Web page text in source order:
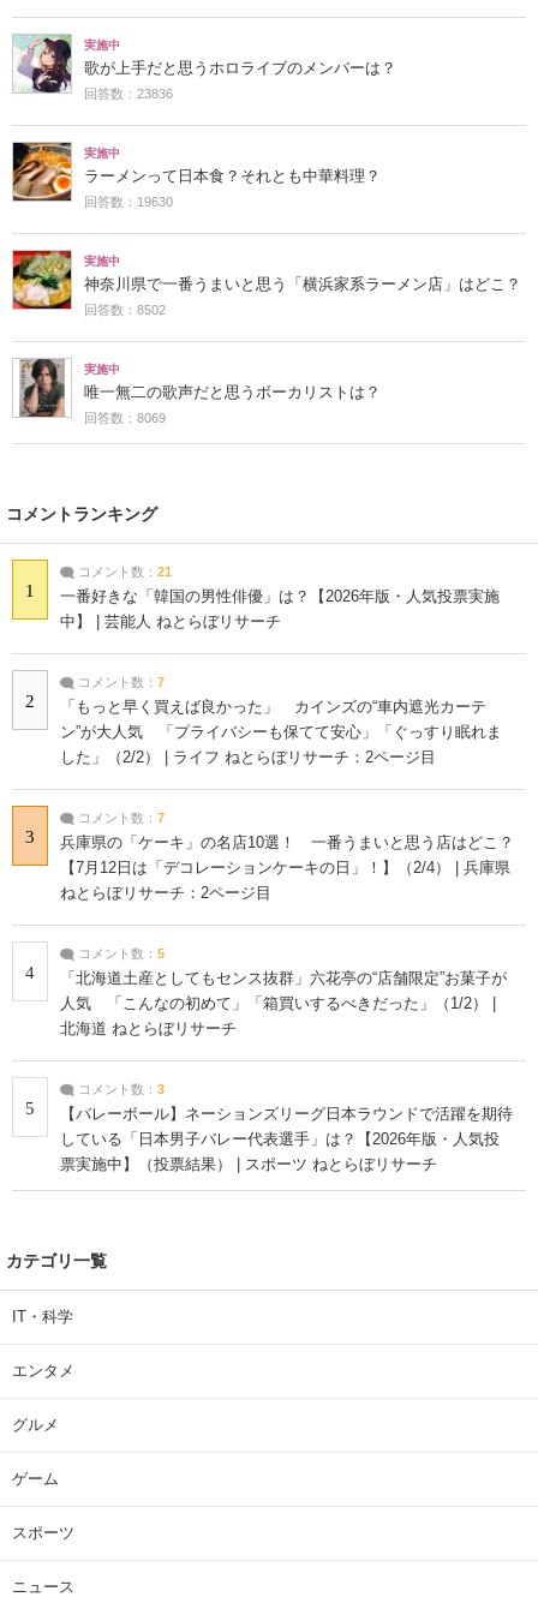
実施中
歌が上手だと思うホロライブのメンバーは？
回答数：23836
実施中
ラーメンって日本食？それとも中華料理？
回答数：19630
実施中
神奈川県で一番うまいと思う「横浜家系ラーメン店」はどこ？
回答数：8502
実施中
唯一無二の歌声だと思うボーカリストは？
回答数：8069
コメントランキング
1
コメント数： 21
一番好きな「韓国の男性俳優」は？【2026年版・人気投票実施
中】 | 芸能人 ねとらぼリサーチ
2
コメント数： 7
「もっと早く買えば良かった」 カインズの“車内遮光カーテ
ン”が大人気 「プライバシーも保てて安心」「ぐっすり眠れま
した」（2/2） | ライフ ねとらぼリサーチ：2ページ目
3
コメント数： 7
兵庫県の「ケーキ」の名店10選！ 一番うまいと思う店はどこ？
【7月12日は「デコレーションケーキの日」！】（2/4） | 兵庫県
ねとらぼリサーチ：2ページ目
4
コメント数： 5
「北海道土産としてもセンス抜群」六花亭の“店舗限定”お菓子が
人気 「こんなの初めて」「箱買いするべきだった」（1/2） |
北海道 ねとらぼリサーチ
5
コメント数： 3
【バレーボール】ネーションズリーグ日本ラウンドで活躍を期待
している「日本男子バレー代表選手」は？【2026年版・人気投
票実施中】（投票結果） | スポーツ ねとらぼリサーチ
カテゴリ一覧
IT・科学
エンタメ
グルメ
ゲーム
スポーツ
ニュース